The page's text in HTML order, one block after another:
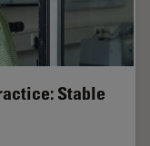
Stable